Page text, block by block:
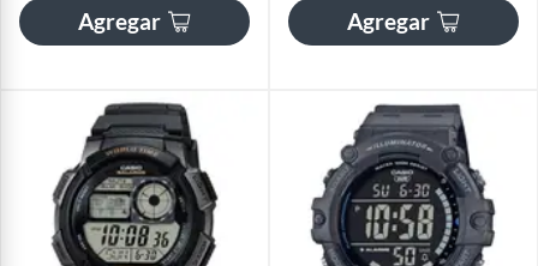
Agregar Agregar